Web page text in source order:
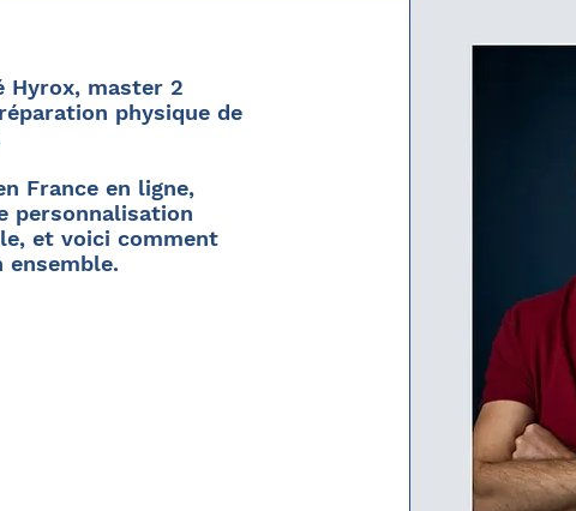
Hyrox, master 2
physique de
France en ligne,
personnalisation
et voici comment